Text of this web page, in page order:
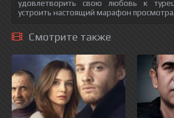
удовлетворить свою любовь к
устроить настоящий марафон просмотра.
Смотрите также